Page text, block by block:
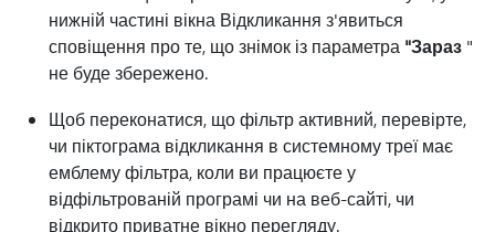
нижній частині вікна Відкликання з'явиться
сповіщення про те, що знімок із параметра "Зараз "
не буде збережено.
Щоб переконатися, що фільтр активний, перевірте,
чи піктограма відкликання в системному треї має
емблему фільтра, коли ви працюєте у
відфільтрованій програмі чи на веб-сайті, чи
відкрито приватне вікно перегляду.